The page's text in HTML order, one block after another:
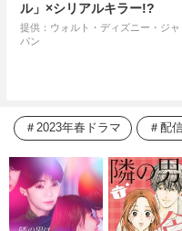
ル」×シリアルキラー!?
提供：ウォルト・ディズニー・ジャ
パン
2023年春ドラマ 配